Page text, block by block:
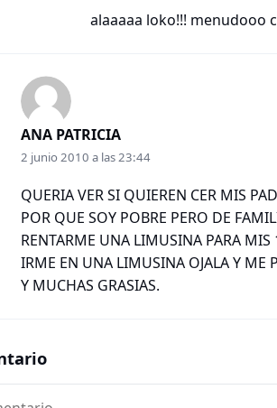
alaaaaa loko!!! menudooo
ANA PATRICIA
2 junio 2010 a las 23:44
QUERIA VER SI QUIEREN CER MIS
POR QUE SOY POBRE PERO DE
RENTARME UNA LIMUSINA PARA
IRME EN UNA LIMUSINA OJALA Y ME
Y MUCHAS GRASIAS.